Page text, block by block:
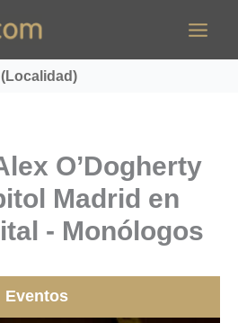
O’Dogherty
Madrid en
- Monólogos
Eventos